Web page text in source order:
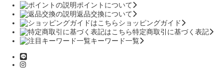
ポイントについて
返品交換について
ショッピングガイド
特定商取引に基づく表記
キーワード一覧